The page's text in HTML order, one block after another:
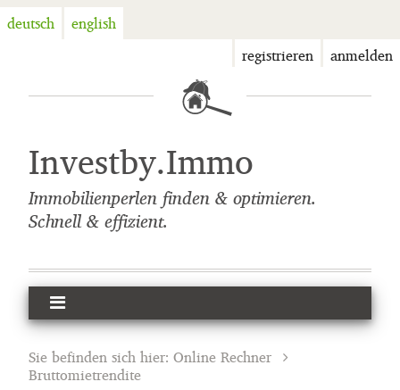
deutsch
english
registrieren
anmelden
Investby.Immo
Immobilienperlen finden & optimieren.
Schnell & effizient.
Sie befinden sich hier: Online Rechner
Bruttomietrendite